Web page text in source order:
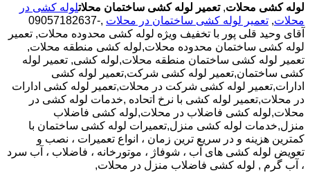
لوله کشی محلات,تعمیر لوله کشی ساختمان محلاتلوله کشی در
محلات, تعمیر لوله کشی ساختمان در محلات
,-09057182637
آقای وحید قلی پور با تخفیف ویژه لوله کشی محدوده محلات, تعمیر
لوله کشی ساختمان محدوده محلات,لوله کشی منطقه محلات,
تعمیر لوله کشی ساختمان منطقه محلات,لوله کشی, تعمیر لوله
کشی ساختمان,تعمیر لوله کشی شرکت,تعمیر لوله کشی
ادارات,تعمیر لوله کشی شرکت در محلات,تعمیر لوله کشی ادارات
در محلات,تعمیر لوله کشی با نرخ اتحاده ,خدمات لوله کشی در
محلات,لوله کشی فاضلاب در محلات,لوله کشی فاضلاب
منزل,خدمات لوله کشی منزل,تعمیرات لوله کشی ساختمان با
کمترین هزینه و در سریع ترین زمان ، انواع تعمیرات ، نصب و
تعویض لوله کشی های آب ، شوفاژ ، موتورخانه ، فاضلاب ، آب سرد
، آب گرم , لوله کشی فاضلاب منزل در محلات,